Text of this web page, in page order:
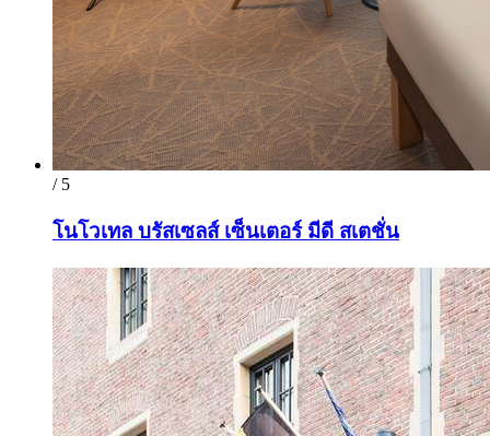
/ 5
โนโวเทล บรัสเซลส์ เซ็นเตอร์ มีดี สเตชั่น